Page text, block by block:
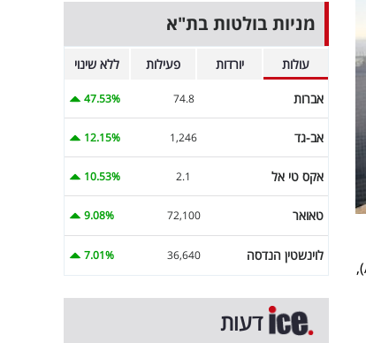
יקיר גבאי, יליד 1966, הוא יזם ואיש עסקים ישראלי-קפריסאי, המחזיק בשליטה של אראונדטאון (Aroundtown),
מניות בולטות בת"א
עולות יורדות פעילות ללא שינוי
אברות 74.8
47.53%
אב-גד 1,246
12.15%
אקס טי אל 2.1
10.53%
טאואר 72,100
9.08%
לוינשטין הנדסה 36,640
7.01%
דעות